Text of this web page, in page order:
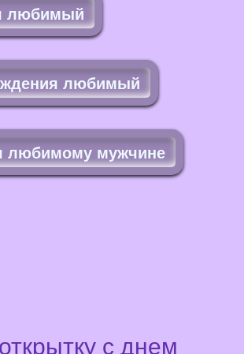
любимый
любимый
любимому мужчине
с днем